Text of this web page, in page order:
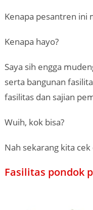
Kenapa pesantren ini
Kenapa hayo?
Saya sih engga
serta bangunan
fasilitas dan sajian
Wuih, kok bisa?
Nah sekarang kita
Fasilitas pondok